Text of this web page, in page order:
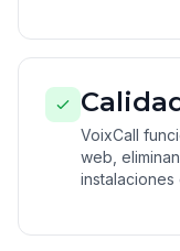
VoixCall
web,
instalaciones